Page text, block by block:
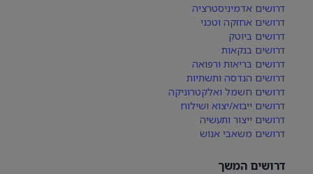
דרושים אדמיניסטרציה
דרושים אחזקה וטכני
דרושים ביוטק
דרושים בנקאות
דרושים בריאות ורפואה
דרושים הנדסה ותשתיות
דרושים חשמל ואלקטרוניקה
דרושים ייבוא/יצוא ושילוח
דרושים ייצור ותעשיה
דרושים משאבי אנוש
דרושים המשך